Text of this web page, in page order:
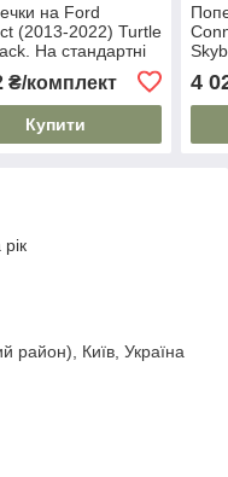
на Ford
(2013-2022) Turtle
На стандартні
Чорні
₴/комплект
Купити
4
район), Київ, Україна